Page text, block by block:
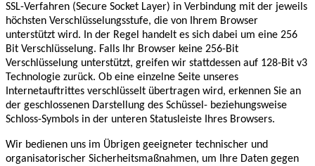
SSL-Verfahren (Secure Socket Layer) in Verbindung mit der jeweils
höchsten Verschlüsselungsstufe, die von Ihrem Browser
unterstützt wird. In der Regel handelt es sich dabei um eine 256
Bit Verschlüsselung. Falls Ihr Browser keine 256-Bit
Verschlüsselung unterstützt, greifen wir stattdessen auf 128-Bit v3
Technologie zurück. Ob eine einzelne Seite unseres
Internetauftrittes verschlüsselt übertragen wird, erkennen Sie an
der geschlossenen Darstellung des Schüssel- beziehungsweise
Schloss-Symbols in der unteren Statusleiste Ihres Browsers.
Wir bedienen uns im Übrigen geeigneter technischer und
organisatorischer Sicherheitsmaßnahmen, um Ihre Daten gegen